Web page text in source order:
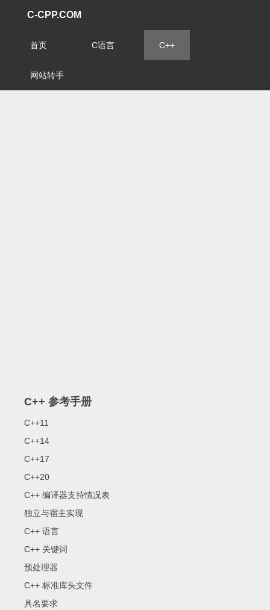
C-CPP.COM
首页 C语言 C++
网站转手
C++ 参考手册
C++11
C++14
C++17
C++20
C++ 编译器支持情况表
独立与宿主实现
C++ 语言
C++ 关键词
预处理器
C++ 标准库头文件
具名要求